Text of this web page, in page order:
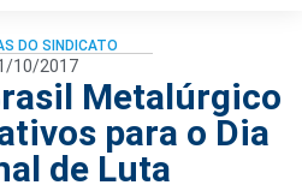
DO SINDICATO
10/2017
Metalúrgico
para o Dia
de Luta